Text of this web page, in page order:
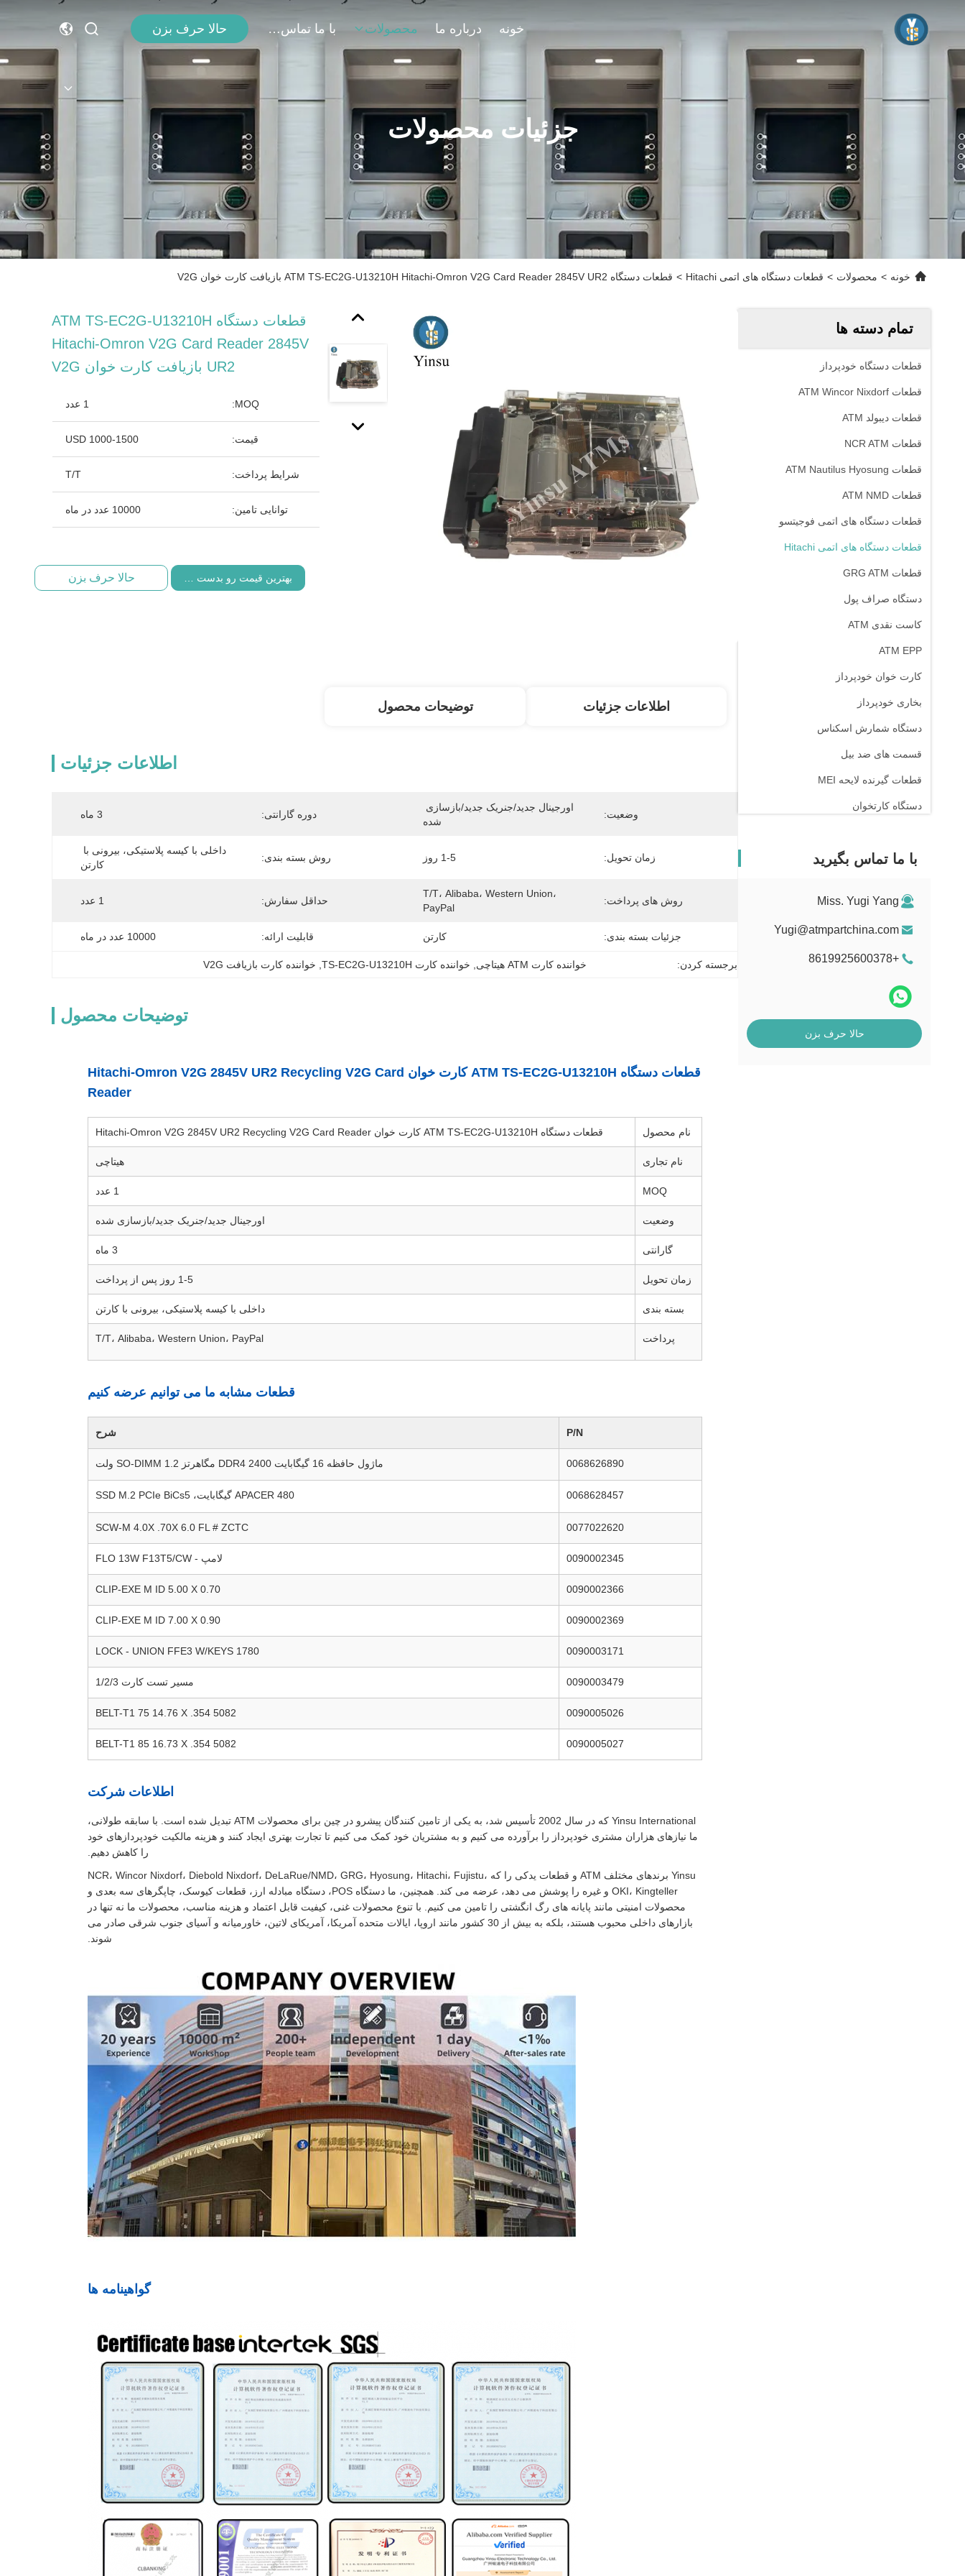
خونه درباره ما محصولات با ما تماس بگیرید حالا حرف بزن
جزئیات محصولات
خونه > محصولات > قطعات دستگاه های اتمی Hitachi > قطعات دستگاه ATM TS-EC2G-U13210H Hitachi-Omron V2G Card Reader 2845V UR2 بازیافت کارت خوان V2G
تمام دسته ها
قطعات دستگاه خودپرداز
قطعات ATM Wincor Nixdorf
قطعات دیبولد ATM
قطعات NCR ATM
قطعات ATM Nautilus Hyosung
قطعات ATM NMD
قطعات دستگاه های اتمی فوجیتسو
قطعات دستگاه های اتمی Hitachi
قطعات GRG ATM
دستگاه صراف پول
کاست نقدی ATM
ATM EPP
کارت خوان خودپرداز
بخاری خودپرداز
دستگاه شمارش اسکناس
قسمت های ضد بیل
قطعات گیرنده لایحه MEI
دستگاه کارتخوان
با ما تماس بگیرید
Miss. Yugi Yang
Yugi@atmpartchina.com
+8619925600378
حالا حرف بزن
قطعات دستگاه ATM TS-EC2G-U13210H
Hitachi-Omron V2G Card Reader 2845V
UR2 بازیافت کارت خوان V2G
MOQ: 1 عدد
قیمت: USD 1000-1500
شرایط پرداخت: T/T
توانایی تامین: 10000 عدد در ماه
بهترین قیمت رو بدست بیار حالا حرف بزن
اطلاعات جزئیات توضیحات محصول
اطلاعات جزئیات
وضعیت:
شده
دوره گارانتی: 3 ماه
زمان تحویل: 1-5 روز روش بسته بندی:
کارتن
روش های پرداخت:
T/T، Alibaba، Western Union،
PayPal
حداقل سفارش: 1 عدد
جزئیات بسته بندی: کارتن قابلیت ارائه: 10000 عدد در ماه
برجسته کردن: خواننده کارت ATM هیتاچی خواننده کارت TS-EC2G-U13210H خواننده کارت بازیافت V2G
توضیحات محصول
قطعات دستگاه ATM TS-EC2G-U13210H کارت خوان Hitachi-Omron V2G 2845V UR2 Recycling V2G Card
Reader
نام محصول قطعات دستگاه ATM TS-EC2G-U13210H کارت خوان Hitachi-Omron V2G 2845V UR2 Recycling V2G Card Reader
نام تجاری هیتاچی
MOQ 1 عدد
وضعیت اورجینال جدید/جنریک جدید/بازسازی شده
گارانتی 3 ماه
زمان تحویل 1-5 روز پس از پرداخت
بسته بندی داخلی با کیسه پلاستیکی، بیرونی با کارتن
پرداخت T/T، Alibaba، Western Union، PayPal
قطعات مشابه ما می توانیم عرضه کنیم
P/N شرح
0068626890 ماژول حافظه 16 گیگابایت DDR4 2400 مگاهرتز SO-DIMM 1.2 ولت
0068628457 APACER 480 گیگابایت، SSD M.2 PCIe BiCs5
0077022620
SCW-M 4.0X .70X 6.0 FL # ZCTC
0090002345 لامپ - FLO 13W F13T5/CW
0090002366
CLIP-EXE M ID 5.00 X 0.70
0090002369
CLIP-EXE M ID 7.00 X 0.90
0090003171
LOCK - UNION FFE3 W/KEYS 1780
0090003479 مسیر تست کارت 1/2/3
0090005026
BELT-T1 75 14.76 X .354 5082
0090005027
BELT-T1 85 16.73 X .354 5082
اطلاعات شرکت
Yinsu International که در سال 2002 تأسیس شد، به یکی از تامین کنندگان پیشرو در چین برای محصولات ATM تبدیل شده است. با سابقه طولانی،
ما نیازهای هزاران مشتری خودپرداز را برآورده می کنیم و به مشتریان خود کمک می کنیم تا تجارت بهتری ایجاد کنند و هزینه مالکیت خودپردازهای خود
را کاهش دهیم.
Yinsu برندهای مختلف ATM و قطعات یدکی را که NCR، Wincor Nixdorf، Diebold Nixdorf، DeLaRue/NMD، GRG، Hyosung، Hitachi، Fujistu،
OKI، Kingteller و غیره را پوشش می دهد، عرضه می کند. همچنین، ما دستگاه POS، دستگاه مبادله ارز، قطعات کیوسک، چاپگرهای سه بعدی و
محصولات امنیتی مانند پایانه های رگ انگشتی را تامین می کنیم. با تنوع محصولات غنی، کیفیت قابل اعتماد و هزینه مناسب، محصولات ما نه تنها در
بازارهای داخلی محبوب هستند، بلکه به بیش از 30 کشور مانند اروپا، ایالات متحده آمریکا، آمریکای لاتین، خاورمیانه و آسیای جنوب شرقی صادر می
شوند.
گواهینامه ها